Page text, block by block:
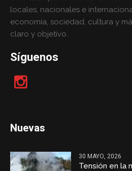
locales, nacionales e
economía, sociedad, cultura y
claro y objetivo.
Síguenos
Nuevas
30 MAYO, 2026
Tensión en la